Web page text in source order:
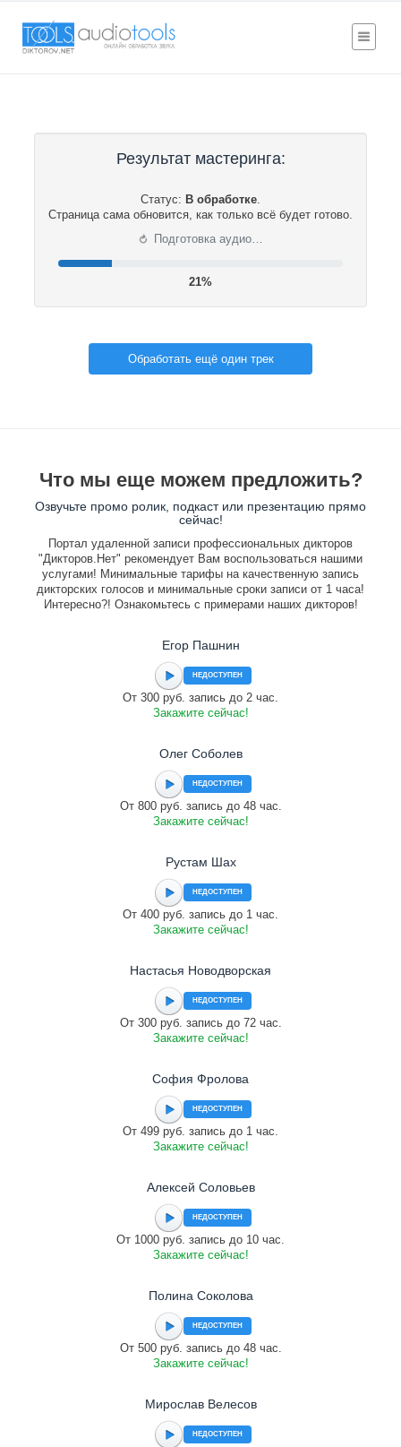
Результат мастеринга:
Статус: В обработке.
Страница сама обновится, как только всё будет готово.
⟳ Подготовка аудио…
22%
Обработать ещё один трек
Что мы еще можем предложить?
Озвучьте промо ролик, подкаст или презентацию прямо
сейчас!
Портал удаленной записи профессиональных дикторов
"Дикторов.Нет" рекомендует Вам воспользоваться нашими
услугами! Минимальные тарифы на качественную запись
дикторских голосов и минимальные сроки записи от 1 часа!
Интересно?! Ознакомьтесь с примерами наших дикторов!
Егор Пашнин
НЕДОСТУПЕН
От 300 руб. запись до 2 час.
Закажите сейчас!
Олег Соболев
НЕДОСТУПЕН
От 800 руб. запись до 48 час.
Закажите сейчас!
Рустам Шах
НЕДОСТУПЕН
От 400 руб. запись до 1 час.
Закажите сейчас!
Настасья Новодворская
НЕДОСТУПЕН
От 300 руб. запись до 72 час.
Закажите сейчас!
София Фролова
НЕДОСТУПЕН
От 499 руб. запись до 1 час.
Закажите сейчас!
Алексей Соловьев
НЕДОСТУПЕН
От 1000 руб. запись до 10 час.
Закажите сейчас!
Полина Соколова
НЕДОСТУПЕН
От 500 руб. запись до 48 час.
Закажите сейчас!
Мирослав Велесов
НЕДОСТУПЕН